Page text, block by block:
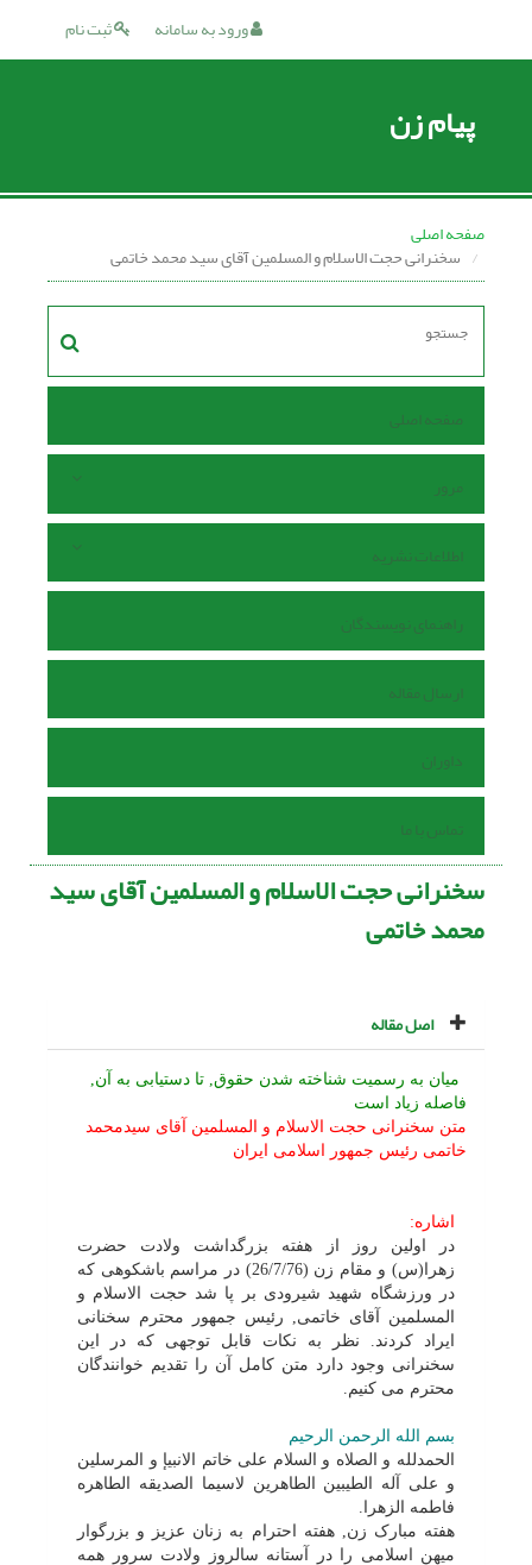
ثبت نام ورود به سامانه
پیام زن
صفحه اصلی
سخنرانى حجت الاسلام و المسلمین آقاى سید محمد خاتمی
صفحه اصلی
مرور
اطلاعات نشریه
راهنمای نویسندگان
ارسال مقاله
داوران
تماس با ما
سخنرانى حجت الاسلام و المسلمین آقاى سید
محمد خاتمی
اصل مقاله
میان به رسمیت شناخته شدن حقوق, تا دستیابى به آن,
فاصله زیاد است
متن سخنرانى حجت الاسلام و المسلمین آقاى سیدمحمد
خاتمى رئیس جمهور اسلامى ایران
اشاره:
در اولین روز از هفته بزرگداشت ولادت حضرت
زهرا(س) و مقام زن (26/7/76) در مراسم باشکوهى که
در ورزشگاه شهید شیرودى بر پا شد حجت الاسلام و
المسلمین آقاى خاتمى, رئیس جمهور محترم سخنانى
ایراد کردند. نظر به نکات قابل توجهى که در این
سخنرانى وجود دارد متن کامل آن را تقدیم خوانندگان
محترم مى کنیم.
بسم الله الرحمن الرحیم
الحمدلله و الصلاه و السلام على خاتم الانبیإ و المرسلین
و على آله الطیبین الطاهرین لاسیما الصدیقه الطاهره
فاطمه الزهرا.
هفته مبارک زن, هفته احترام به زنان عزیز و بزرگوار
میهن اسلامى را در آستانه سالروز ولادت سرور همه